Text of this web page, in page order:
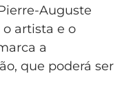
Auguste
artista e o
a
que poderá ser